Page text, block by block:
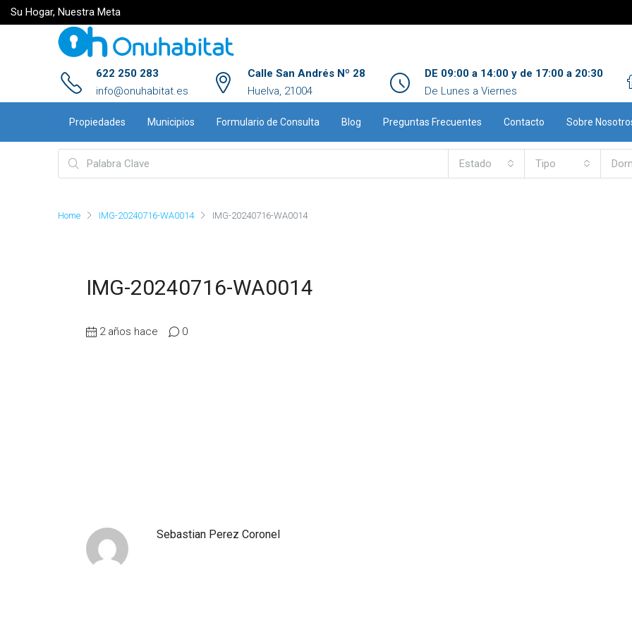
Su Hogar, Nuestra Meta
622 250 283
info@onuhabitat.es
Calle San Andrés Nº 28
Huelva, 21004
DE 09:00 a 14:00 y de 17:00 a 20:30
De Lunes a Viernes
Propiedades Municipios Formulario de Consulta Blog Preguntas Frecuentes Contacto Sobre
Estado Tipo
Home IMG-20240716-WA0014 IMG-20240716-WA0014
IMG-20240716-WA0014
2 años hace 0
Sebastian Perez Coronel